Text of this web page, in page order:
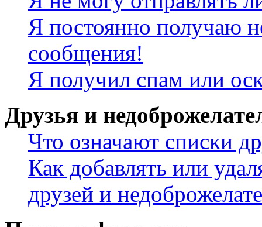
Я постоянно получаю
сообщения!
Я получил спам или
Друзья и
Что означают списки
Как добавлять или
друзей и